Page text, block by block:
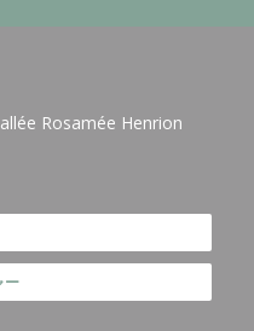
Rosamée Henrion
ー